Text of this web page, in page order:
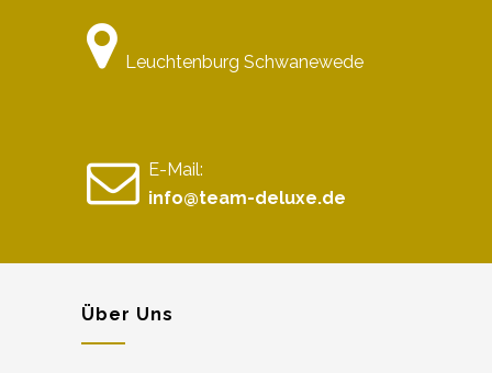
Leuchtenburg Schwanewede
E-Mail:
info@team-deluxe.de
Über Uns